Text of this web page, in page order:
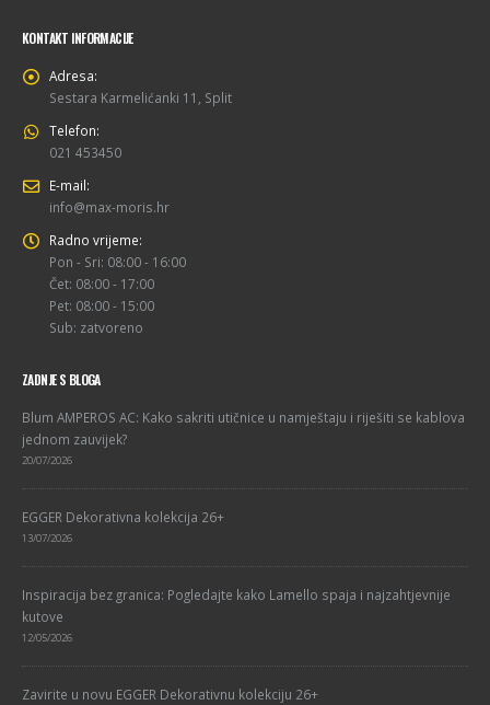
KONTAKT INFORMACIJE
Adresa:
Sestara Karmelićanki 11, Split
Telefon:
021 453450
E-mail:
info@max-moris.hr
Radno vrijeme:
Pon - Sri: 08:00 - 16:00
Čet: 08:00 - 17:00
Pet: 08:00 - 15:00
Sub: zatvoreno
ZADNJE S BLOGA
Blum AMPEROS AC: Kako sakriti utičnice u namještaju i riješiti se kablova
jednom zauvijek?
20/07/2026
EGGER Dekorativna kolekcija 26+
13/07/2026
Inspiracija bez granica: Pogledajte kako Lamello spaja i najzahtjevnije
kutove
12/05/2026
Zavirite u novu EGGER Dekorativnu kolekciju 26+